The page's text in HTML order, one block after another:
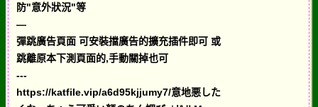
防"意外狀況"等
—
彈跳廣告頁面 可安裝擋廣告的擴充插件即可 或
跳離原本下測頁面的,手動關掉也可
---
https://katfile.vip/a6d95kjjumy7/意地悪した